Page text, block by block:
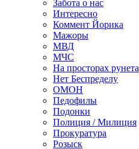
Забота о нас
Интересно
Коммент Йорика
Мажоры
МВД
МЧС
На просторах рунета
Нет Беспределу
ОМОН
Педофилы
Подонки
Полиция / Милиция
Прокуратура
Розыск